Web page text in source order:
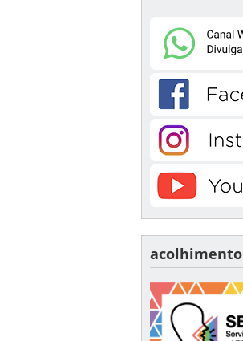
acolhimento